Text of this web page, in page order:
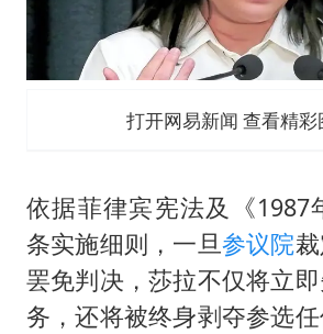
打开网易新闻 查看精彩
依据菲律宾宪法及《1987
条实施细则，一旦参议院
罢免判决，莎拉不仅将立
务，还将被终身剥夺参选